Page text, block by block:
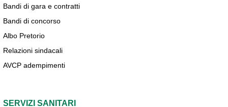
Bandi di gara e contratti
Bandi di concorso
Albo Pretorio
Relazioni sindacali
AVCP adempimenti
SERVIZI SANITARI